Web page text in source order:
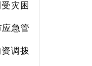
灾困
应急管
调拨